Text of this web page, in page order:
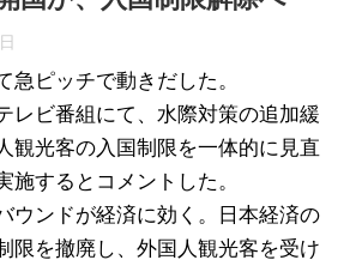
急ピッチで動きだした。
レビ番組にて、水際対策の追加緩
観光客の入国制限を一体的に見直
施するとコメントした。
ウンドが経済に効く。日本経済の
限を撤廃し、外国人観光客を受け